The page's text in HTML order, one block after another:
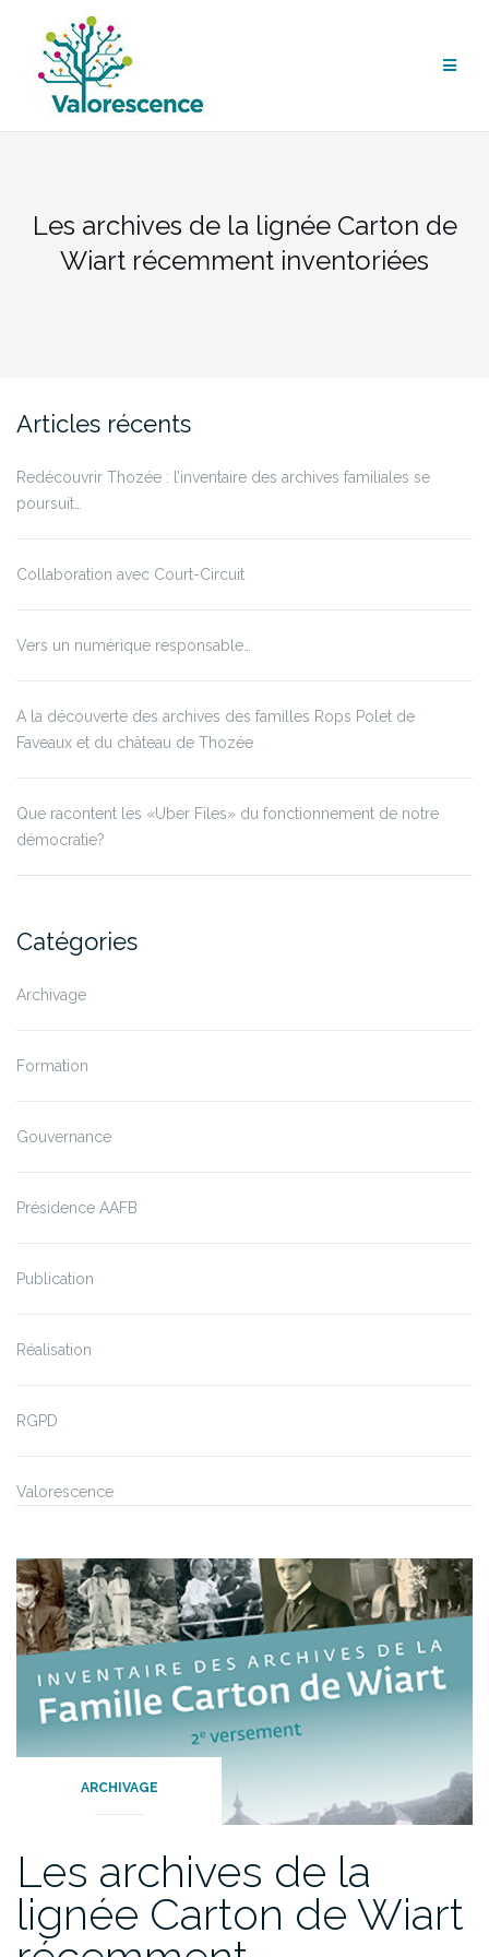
contenu
Les archives de la lignée Carton de
Wiart récemment inventoriées
Articles récents
Redécouvrir Thozée : l’inventaire des archives familiales se
poursuit…
Collaboration avec Court-Circuit
Vers un numérique responsable…
A la découverte des archives des familles Rops Polet de
Faveaux et du château de Thozée
Que racontent les «Uber Files» du fonctionnement de notre
démocratie?
Catégories
Archivage
Formation
Gouvernance
Présidence AAFB
Publication
Réalisation
RGPD
Valorescence
ARCHIVAGE
Les archives de la
lignée Carton de Wiart